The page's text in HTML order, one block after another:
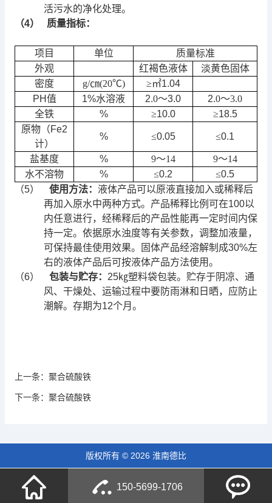
活污水的净化处理。
（4） 质量指标：
项目 单位
质量标准
外观
红褐色液体
淡黄色固体
密度
g/㎝(20℃) ≥㎡1.04
PH值 1%水溶液 2.0～3.0 2.0～3.0
全铁
% ≥10.0 ≥18.5
原物（Fe2
计）
% ≤0.05 ≤0.1
盐基度 % 9～14 9～14
水不溶物
% ≤0.2 ≤0.5
（5） 使用方法： 液体产品可以原液直接加入或稀释后
再加入原水中两种方式。产品稀释比例可在100以
内任意进行，经稀释后的产品性能再一定时间内保
持一定。依据原水浊度等有关参数，调整加液量，
可保持最佳使用效果。固体产品经溶解制成30%左
右的液体产品后可按液体产品方法使用。
（6） 包装与贮存： 25㎏塑料袋包装。贮存于阴凉、通
风、干燥处、运输过程中要防雨淋和日晒，应防止
潮解。存期为12个月。
上一条： 聚合硫酸铁
下一条： 聚合硫酸铁
版权所有 © 2026 淮南德比
150-5699-1706